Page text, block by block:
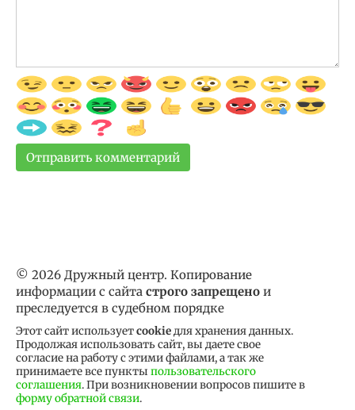
© 2026 Дружный центр. Копирование
информации с сайта строго запрещено и
преследуется в судебном порядке
Этот сайт используетcookieдля хранения данных.
Продолжая использовать сайт, вы даете свое
согласие на работу с этими файлами, а так же
принимаете все пункты пользовательского
соглашения. При возникновении вопросов пишите в
форму обратной связи.